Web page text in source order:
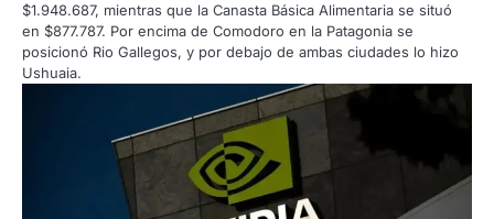
$1.948.687, mientras que la Canasta Básica Alimentaria se situó
en $877.787. Por encima de Comodoro en la Patagonia se
posicionó Rio Gallegos, y por debajo de ambas ciudades lo hizo
Ushuaia.